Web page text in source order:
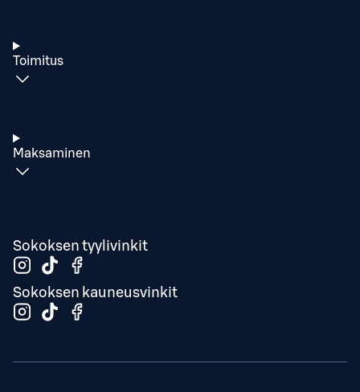
Toimitus
Maksaminen
Sokoksen tyylivinkit
Sokoksen kauneusvinkit